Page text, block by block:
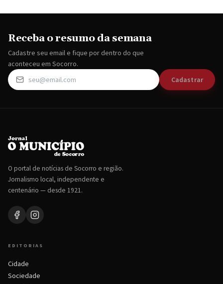
Receba o resumo da semana
Cadastre seu email e fique por dentro do que
aconteceu em Socorro.
Cadastrar
O portal de notícias de Socorro e região.
Jornalismo local, independente e
centenário — desde 1921.
EDITORIAS
Cidade
Sociedade